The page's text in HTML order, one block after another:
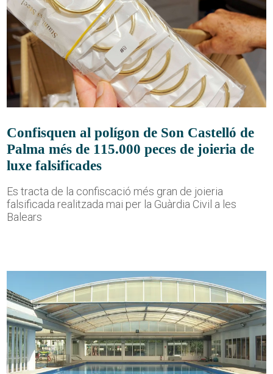
Confisquen al polígon de Son Castelló de
Palma més de 115.000 peces de joieria de
luxe falsificades
Es tracta de la confiscació més gran de joieria
falsificada realitzada mai per la Guàrdia Civil a les
Balears